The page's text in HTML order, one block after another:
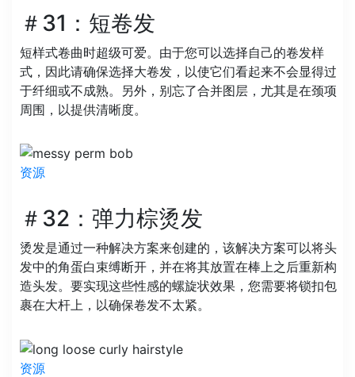
＃31：短卷发
短样式卷曲时超级可爱。由于您可以选择自己的卷发样
式，因此请确保选择大卷发，以使它们看起来不会显得过
于纤细或不成熟。另外，别忘了合并图层，尤其是在颈项
周围，以提供清晰度。
资源
＃32：弹力棕烫发
烫发是通过一种解决方案来创建的，该解决方案可以将头
发中的角蛋白束缚断开，并在将其放置在棒上之后重新构
造头发。要实现这些性感的螺旋状效果，您需要将锁扣包
裹在大杆上，以确保卷发不太紧。
资源